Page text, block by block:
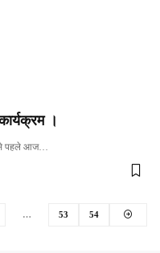
।
से पहले आज…
… 53 54